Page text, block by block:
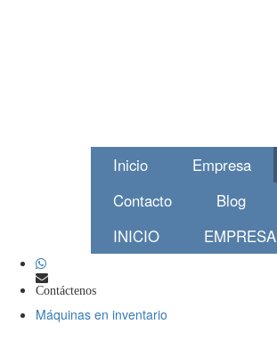
Inicio Empresa
Contacto
Blog
INICIO
EMPRESA
Contáctenos
Máquinas en inventario